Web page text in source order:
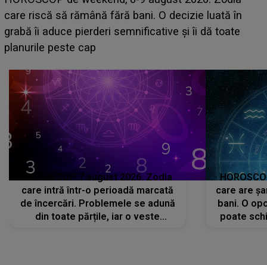
acum! În fața Alexandrei, concurentul din Casa Iubirii
face o MĂRTURISIRE NEAȘTEPTATĂ despre mama
sa: "I-am spus și ei în față, eu nu te iubesc pentru
HOROSCOP 7 august 2026. Zodia
care intră într-o perioadă marcată
de încercări. Problemele se adună
din toate părțile, iar o veste
care are
bani. O
poate